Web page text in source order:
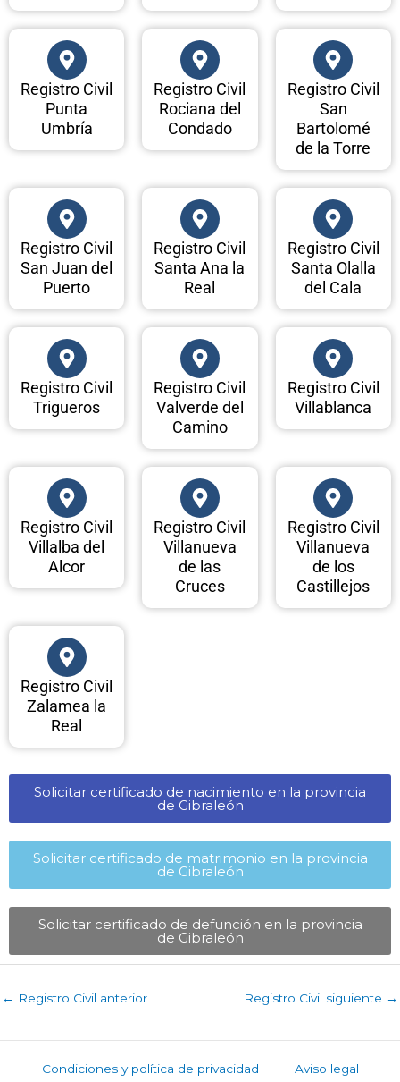
Registro Civil
Punta
Umbría
Registro Civil
Rociana del
Condado
Registro Civil
San
Bartolomé
de la Torre
Registro Civil
San Juan del
Puerto
Registro Civil
Santa Ana la
Real
Registro Civil
Santa Olalla
del Cala
Registro Civil
Trigueros
Registro Civil
Valverde del
Camino
Registro Civil
Villablanca
Registro Civil
Villalba del
Alcor
Registro Civil
Villanueva
de las
Cruces
Registro Civil
Villanueva
de los
Castillejos
Registro Civil
Zalamea la
Real
Solicitar certificado de nacimiento en la provincia
de Gibraleón​
Solicitar certificado de matrimonio en la provincia
de Gibraleón​
Solicitar certificado de defunción en la provincia
de Gibraleón​
← Registro Civil anterior Registro Civil siguiente →
Condiciones y política de privacidad Aviso legal